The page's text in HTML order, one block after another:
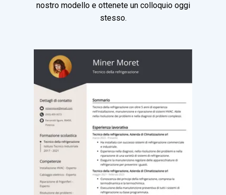
nostro modello e ottenete un colloquio oggi
stesso.